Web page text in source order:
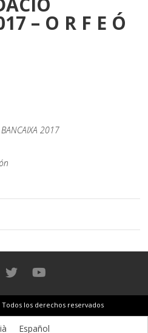
– O R F E Ó
2017
los derechos reservados
Español